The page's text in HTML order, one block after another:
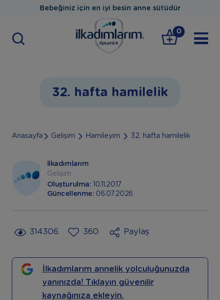
Bebeğiniz için en iyi besin anne sütüdür
0
32. hafta hamilelik
Anasayfa Gelişim Hamileyim 32. hafta hamilelik
İlkadımlarım
Gelişim
Oluşturulma:
10.11.2017
Güncellenme: 06.07.2026
314306 360 Paylaş
İlkadımlarım annelik yolculuğunuzda
yanınızda! Tıklayın güvenilir
kaynağınıza ekleyin.